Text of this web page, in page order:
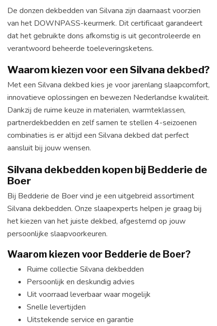
De donzen dekbedden van Silvana zijn daarnaast voorzien
van het DOWNPASS-keurmerk. Dit certificaat garandeert
dat het gebruikte dons afkomstig is uit gecontroleerde en
verantwoord beheerde toeleveringsketens.
Waarom kiezen voor een Silvana dekbed?
Met een Silvana dekbed kies je voor jarenlang slaapcomfort,
innovatieve oplossingen en bewezen Nederlandse kwaliteit.
Dankzij de ruime keuze in materialen, warmteklassen,
partnerdekbedden en zelf samen te stellen 4-seizoenen
combinaties is er altijd een Silvana dekbed dat perfect
aansluit bij jouw wensen.
Silvana dekbedden kopen bij Bedderie de
Boer
Bij Bedderie de Boer vind je een uitgebreid assortiment
Silvana dekbedden. Onze slaapexperts helpen je graag bij
het kiezen van het juiste dekbed, afgestemd op jouw
persoonlijke slaapvoorkeuren.
Waarom kiezen voor Bedderie de Boer?
Ruime collectie Silvana dekbedden
Persoonlijk en deskundig advies
Uit voorraad leverbaar waar mogelijk
Snelle levertijden
Uitstekende service en garantie